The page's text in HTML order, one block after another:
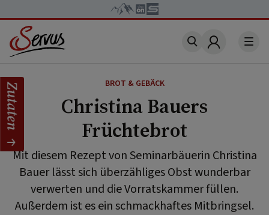
Account
BROT & GEBÄCK
Christina Bauers
Früchtebrot
Mit diesem Rezept von Seminarbäuerin Christina
Bauer lässt sich überzähliges Obst wunderbar
verwerten und die Vorratskammer füllen.
Außerdem ist es ein schmackhaftes Mitbringsel.
Zutaten